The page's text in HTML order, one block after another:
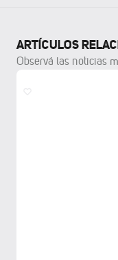
ARTÍCULOS
Observá las noticias